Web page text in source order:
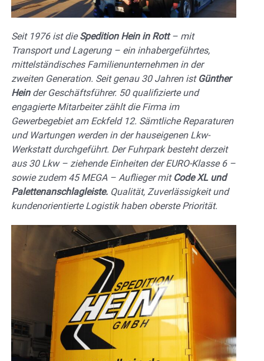
Seit 1976 ist dieSpedition Hein in Rott– mit
Transport und Lagerung – ein inhabergeführtes,
mittelständisches Familienunternehmen in der
zweiten Generation. Seit genau 30 Jahren ist Günther
Heinder Geschäftsführer. 50 qualifizierte und
engagierte Mitarbeiter zählt die Firma im
Gewerbegebiet am Eckfeld 12. Sämtliche Reparaturen
und Wartungen werden in der hauseigenen Lkw-
Werkstatt durchgeführt. Der Fuhrpark besteht derzeit
aus 30 Lkw – ziehende Einheiten der EURO-Klasse 6 –
sowie zudem 45 MEGA – Auflieger mit Code XL und
Palettenanschlagleiste. Qualität, Zuverlässigkeit und
kundenorientierte Logistik haben oberste Priorität.